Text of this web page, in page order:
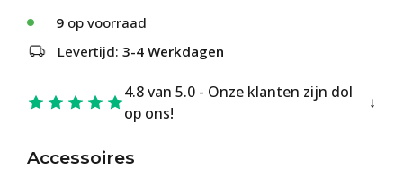
9 op voorraad
Levertijd: 3-4 Werkdagen
4.8 van 5.0 - Onze klanten zijn dol
op ons!
Accessoires